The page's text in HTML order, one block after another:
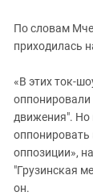
По словам
приходилась
«В этих ток-
оппонировали
движения". Но
оппозиции»,
"Грузинская
он.